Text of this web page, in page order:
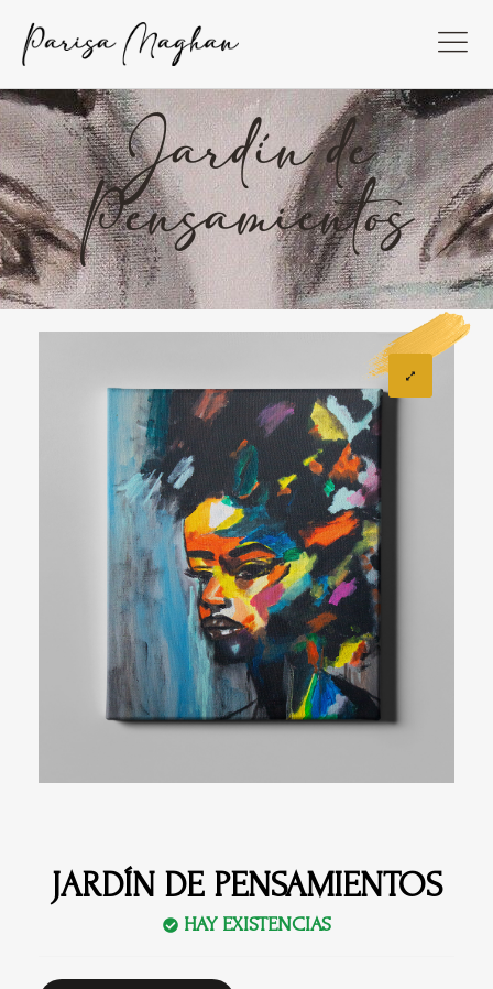
Jardín de
Pensamientos
JARDÍN DE PENSAMIENTOS
HAY EXISTENCIAS